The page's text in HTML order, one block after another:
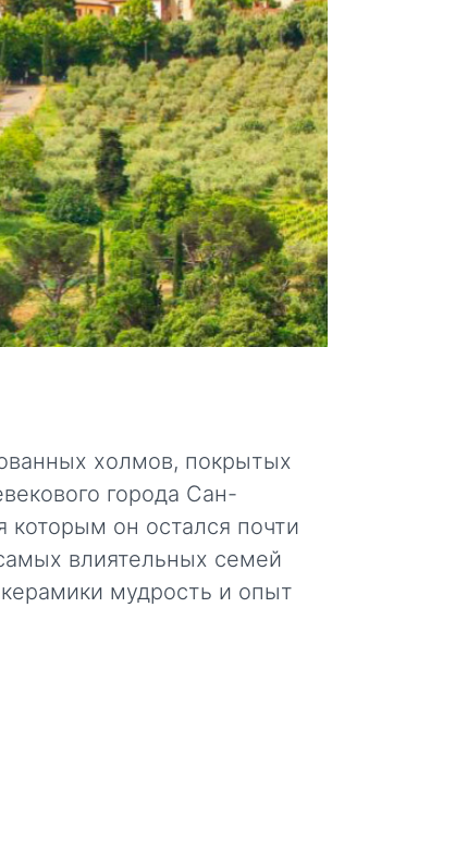
холмов, покрытых
города Сан-
он остался почти
влиятельных семей
мудрость и опыт